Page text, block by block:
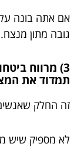
אם אתה בונה על
גובה מתון מנצח.
3) מרווח
תמדוד את
זה החלק
לא מספיק שיש